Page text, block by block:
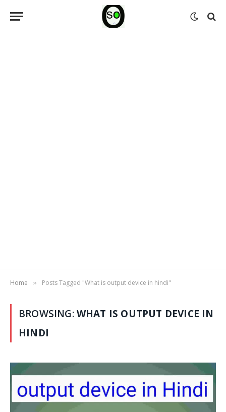
Home » Posts Tagged "What is output device in hindi"
BROWSING:WHAT IS OUTPUT DEVICE IN
HINDI